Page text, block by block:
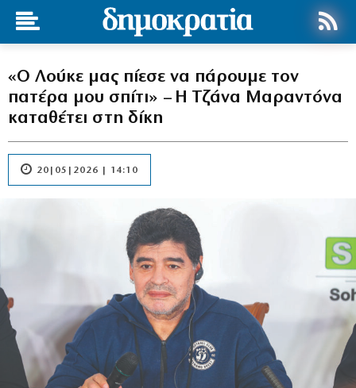
«Ο Λούκε μας πίεσε να πάρουμε τον
πατέρα μου σπίτι» – Η Τζάνα Μαραντόνα
καταθέτει στη δίκη
20|05|2026 | 14:10